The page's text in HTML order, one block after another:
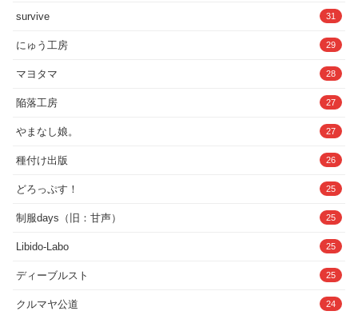
survive 31
にゅう工房 29
マヨタマ 28
陥落工房 27
やまなし娘。 27
種付け出版 26
どろっぷす！ 25
制服days（旧：甘声） 25
Libido-Labo 25
ディーブルスト 25
クルマヤ公道 24